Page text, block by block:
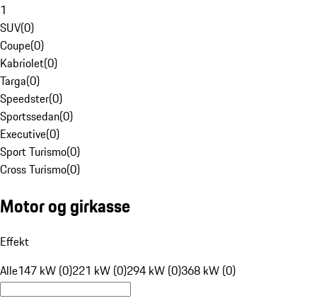
1
SUV(0)
Coupe(0)
Kabriolet(0)
Targa(0)
Speedster(0)
Sportssedan(0)
Executive(0)
Sport Turismo(0)
Cross Turismo(0)
Motor og girkasse
Effekt
Alle147 kW (0)221 kW (0)294 kW (0)368 kW (0)